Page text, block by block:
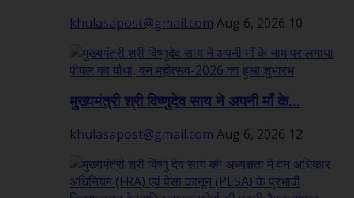
khulasapost@gmail.com Aug 6, 2026 10
मुख्यमंत्री श्री विष्णुदेव साय ने अपनी माँ के...
khulasapost@gmail.com Aug 6, 2026 12